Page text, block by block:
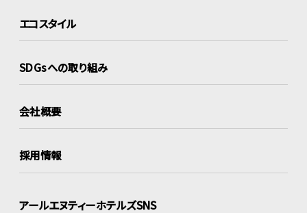
エコスタイル
SDGsへの取り組み
会社概要
採用情報
アールエヌティーホテルズSNS